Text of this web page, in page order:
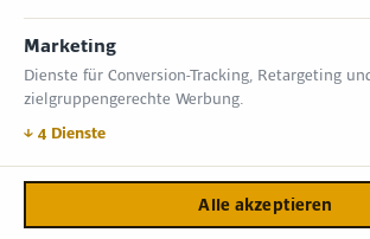
Messe Erfurt GmbH
Gothaer Straße 34 | D-99094 Erfurt
INFORMATIONEN
Allgemeine Geschäftsbedingungen (AGB)
Datenschutzerklärung
Kontakt
Marketing
Dienste für Conversion-Tracking, Retargeting
zielgruppengerechte Werbung.
↓ 4 Dienste
Alle akzeptieren